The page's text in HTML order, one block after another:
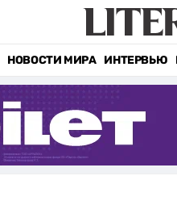
НОВОСТИ МИРА ИНТЕРВЬЮ